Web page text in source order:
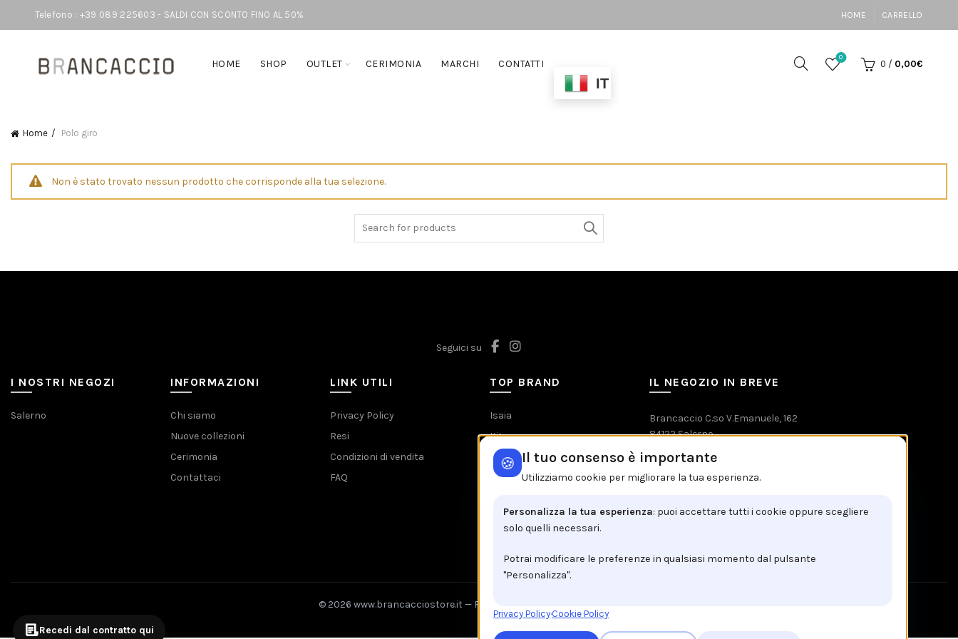
Telefono : +39 089 225603 - SALDI CON SCONTO FINO AL 50% HOME CARRELLO
HOME SHOP OUTLET CERIMONIA MARCHI CONTATTI
IT
0
0 / 0,00€
Home Polo giro
Non è stato trovato nessun prodotto che corrisponde alla tua selezione.
Seguici su
I NOSTRI NEGOZI
Salerno
INFORMAZIONI
Chi siamo
Nuove collezioni
Cerimonia
Contattaci
LINK UTILI
Privacy Policy
Resi
Condizioni di vendita
FAQ
TOP BRAND
Isaia
Kiton
Barba
Etro
Tombolini
IL NEGOZIO IN BREVE
Brancaccio C.so V.Emanuele, 162
84122 Salerno
Tel: +39 089 225603
Email: info@brancaccio1911.it
P.I. 00192920650
© 2026 www.brancacciostore.it — Fix Agency
Recedi dal contratto qui
🍪 Il tuo consenso è importante
Utilizziamo cookie per migliorare la tua esperienza.
Personalizza la tua esperienza: puoi accettare tutti i cookie oppure scegliere
solo quelli necessari.
Potrai modificare le preferenze in qualsiasi momento dal pulsante
"Personalizza".
Privacy Policy·Cookie Policy